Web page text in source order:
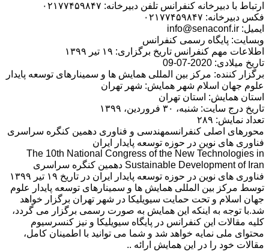
ارتباط با دبیرخانه کنفرانس تلفن دبیرخانه: ۰۲۱۷۷۴۵۹۸۴۷
فکس دبیرخانه: ۰۲۱۷۷۴۵۹۸۴۷
ایمیل: info@senaconf.ir
وبسایت: پایگاه رسمی کنفرانس
اطلاعات مهم کنفرانس تاریخ برگزاری: ۱۹ تیر ۱۳۹۹
تاریخ میلادی: 2020-07-09
برگزار کننده: مرکز بین المللی همایش ها و سمینارهای توسعه پایدار
علوم جهان اسلام شهر همایش: شهر تهران
استان همایش: استان تهران
تاریخ درج سایت: شنبه، ۳۰ فروردین، ۱۳۹۹
تعداد نمایش: ۲۸۹
محورهای اصلی کنفرانسمهندسی و فناوری دهمین کنگره سراسری
فناوری های نوین در حوزه توسعه پایدار ایران
The 10th National Congress of the New Technologies in
Sustainable Development of Iran دهمین کنگره سراسری
فناوری های نوین در حوزه توسعه پایدار ایران در تاریخ ۱۹ تیر ۱۳۹۹
توسط مرکز بین المللی همایش ها و سمینارهای توسعه پایدار علوم
جهان اسلام و تحت حمایت سیویلیکا در شهر تهران برگزار خواهد
شد.با توجه به اینکه این همایش به صورت رسمی برگزار می گردد،
کلیه مقالات این کنفرانس در پایگاه سیویلیکا و نیز کنسرسیوم
محتوای ملی نمایه خواهد شد و شما می توانید با اطمینان کامل،
مقالات خود را در این همایش ارائه ..